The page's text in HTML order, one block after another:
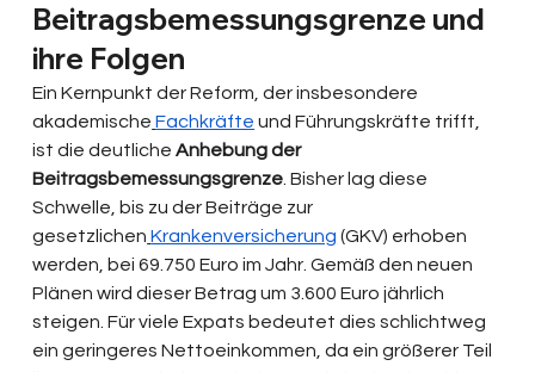
Beitragsbemessungsgrenze und
ihre Folgen
Ein Kernpunkt der Reform, der insbesondere
akademische Fachkräfte und Führungskräfte trifft,
ist die deutliche Anhebung der
Beitragsbemessungsgrenze . Bisher lag diese
Schwelle, bis zu der Beiträge zur
gesetzlichen Krankenversicherung (GKV) erhoben
werden, bei 69.750 Euro im Jahr. Gemäß den neuen
Plänen wird dieser Betrag um 3.600 Euro jährlich
steigen. Für viele Expats bedeutet dies schlichtweg
ein geringeres Nettoeinkommen, da ein größerer Teil